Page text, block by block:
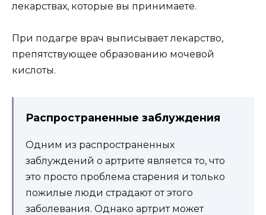
лекарствах, которые вы принимаете.
При подагре врач выписывает лекарство,
препятствующее образованию мочевой
кислоты.
Распространенные заблуждения
Одним из распространенных
заблуждений о артрите является то, что
это просто проблема старения и только
пожилые люди страдают от этого
заболевания. Однако артрит может